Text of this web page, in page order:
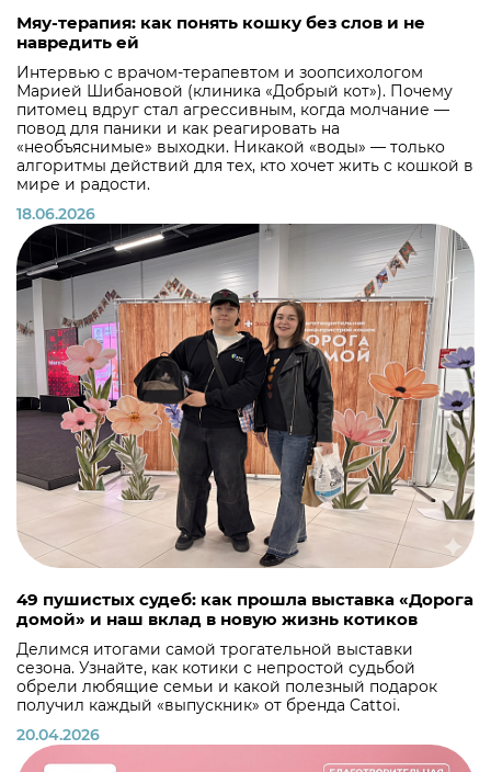
Мяу-терапия: как понять кошку без слов и не
навредить ей
Интервью с врачом-терапевтом и зоопсихологом
Марией Шибановой (клиника «Добрый кот»). Почему
питомец вдруг стал агрессивным, когда молчание —
повод для паники и как реагировать на
«необъяснимые» выходки. Никакой «воды» — только
алгоритмы действий для тех, кто хочет жить с кошкой в
мире и радости.
18.06.2026
49 пушистых судеб: как прошла выставка «Дорога
домой» и наш вклад в новую жизнь котиков
Делимся итогами самой трогательной выставки
сезона. Узнайте, как котики с непростой судьбой
обрели любящие семьи и какой полезный подарок
получил каждый «выпускник» от бренда Cattoi.
20.04.2026